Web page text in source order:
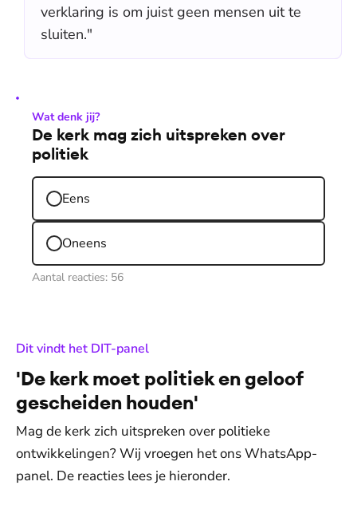
verklaring is om juist geen mensen uit te
sluiten."
Wat denk jij?
De kerk mag zich uitspreken over
politiek
Eens
Oneens
Aantal reacties: 56
Dit vindt het DIT-panel:
'De kerk moet politiek en geloof
gescheiden houden'
Mag de kerk zich uitspreken over politieke
ontwikkelingen? Wij vroegen het ons WhatsApp-
panel. De reacties lees je hieronder.